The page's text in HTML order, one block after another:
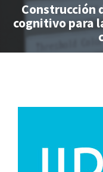
Construcción
cognitivo para